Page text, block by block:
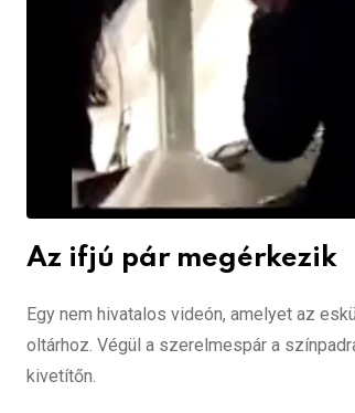
Az ifjú pár megérkezik
Egy nem hivatalos videón, amelyet az
oltárhoz. Végül a szerelmespár a
kivetítőn.